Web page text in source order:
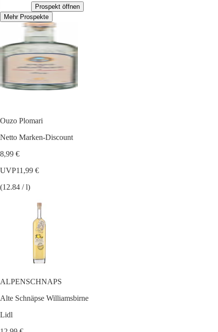
Prospekt öffnen
Mehr Prospekte
Ouzo Plomari
Netto Marken-Discount
8,99 €
UVP11,99 €
(12.84 / l)
ALPENSCHNAPS
Alte Schnäpse Williamsbirne
Lidl